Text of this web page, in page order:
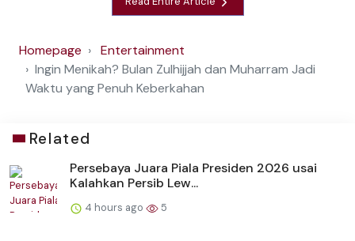
Homepage
Entertainment
Ingin Menikah? Bulan Zulhijjah dan Muharram Jadi
Waktu yang Penuh Keberkahan
Related
Persebaya Juara Piala Presiden 2026 usai
Kalahkan Persib Lew...
4 hours ago 5